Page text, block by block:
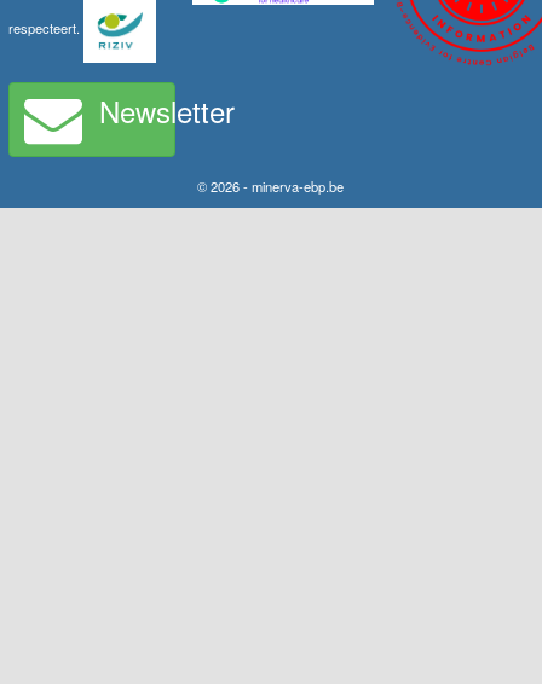
respecteert.
Newsletter
© 2026 - minerva-ebp.be